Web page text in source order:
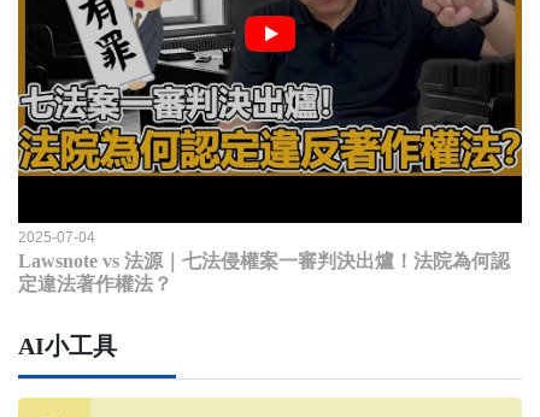
2025-07-04
Lawsnote vs 法源｜七法侵權案一審判決出爐！法院為何認
定違法著作權法？
AI小工具